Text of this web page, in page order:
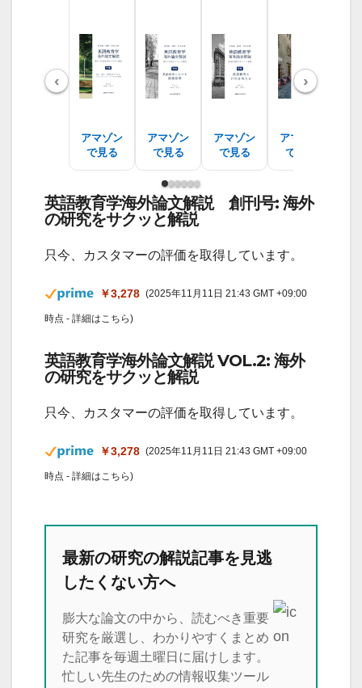
‹
アマゾン
で見る
アマゾン
で見る
アマゾン
で見る
アマゾン
で見る
›
英語教育学海外論文解説 創刊号: 海外
の研究をサクッと解説
只今、カスタマーの評価を取得しています。
￥3,278 (2025年11月11日 21:43 GMT +09:00
時点 - 詳細はこちら)
英語教育学海外論文解説 VOL.2: 海外
の研究をサクッと解説
只今、カスタマーの評価を取得しています。
￥3,278 (2025年11月11日 21:43 GMT +09:00
時点 - 詳細はこちら)
最新の研究の解説記事を見逃
したくない方へ
膨大な論文の中から、読むべき重要
研究を厳選し、わかりやすくまとめ
た記事を毎週土曜日に届けします。
忙しい先生のための情報収集ツール